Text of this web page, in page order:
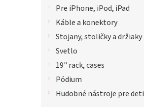
Pre iPhone, iPod, iPad
Káble a konektory
Stojany, stoličky a držiaky
Svetlo
19" rack, cases
Pódium
Hudobné nástroje pre deti